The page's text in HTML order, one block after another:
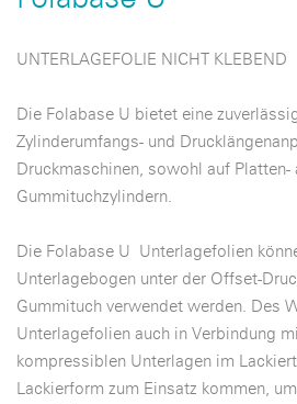
UNTERLAGEFOLIE NICHT KLEBEND
Die Folabase U bietet eine
Zylinderumfangs- und
Druckmaschinen, sowohl auf Platten-
Gummituchzylindern.
Die Folabase U Unterlagefolien
Unterlagebogen unter der Offset-
Gummituch verwendet werden. Des
Unterlagefolien auch in Verbindung
kompressiblen Unterlagen im
Lackierform zum Einsatz kommen,